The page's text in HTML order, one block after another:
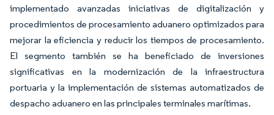
implementado avanzadas iniciativas de digitalización y
procedimientos de procesamiento aduanero optimizados para
mejorar la eficiencia y reducir los tiempos de procesamiento.
El segmento también se ha beneficiado de inversiones
significativas en la modernización de la infraestructura
portuaria y la implementación de sistemas automatizados de
despacho aduanero en las principales terminales marítimas.